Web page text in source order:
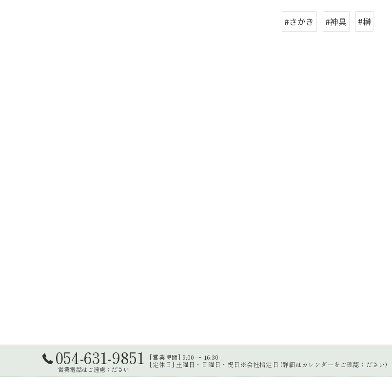
#さかき #神具 #榊
054-631-9851
営業電話はご遠慮ください
[営業時間] 9:00 ～ 16:30
[定休日] 土曜日・日曜日・祝日※会社指定日 (詳細はカレンダーをご確認ください)